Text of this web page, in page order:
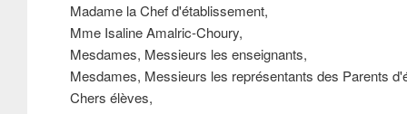
Madame la Chef d'établissement,
Mme Isaline Amalric-Choury,
Mesdames, Messieurs les enseignants,
Mesdames, Messieurs les représentants des Parents
Chers élèves,